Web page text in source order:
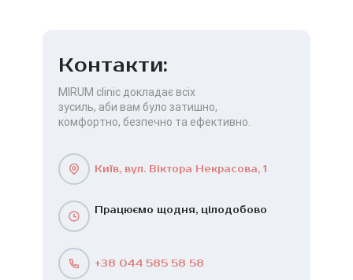
Контакти:
MIRUM clinic докладає всіх
зусиль, аби вам було затишно,
комфортно, безпечно та ефективно.
Київ, вул. Віктора Некрасова, 1
Працюємо щодня, цілодобово
+38 044 585 58 58